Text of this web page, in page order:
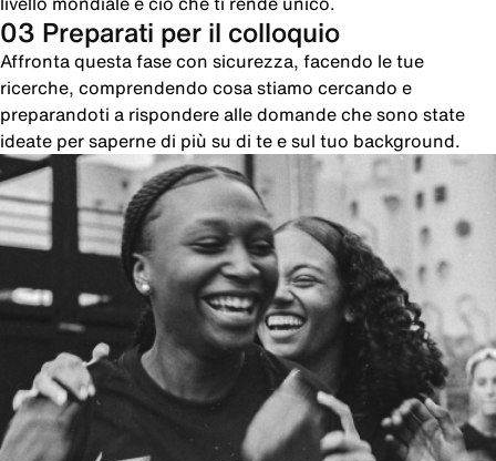
03 Preparati per il colloquio
Affronta questa fase con sicurezza, facendo le tue
ricerche, comprendendo cosa stiamo cercando e
preparandoti a rispondere alle domande che sono state
ideate per saperne di più su di te e sul tuo background.